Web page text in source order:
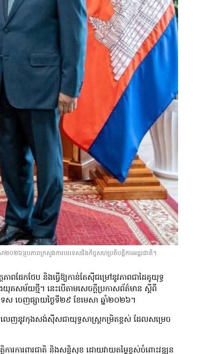
០២៦)រូបភាពក្រសួងការបរទេសនិងកិច្ចសហប្រតិបត្តិការអន្តរជាតិ។
តភាពដែកថែប និងធ្វើឱ្យកាន់តែស៊ីជម្រៅនូវភាពជាដៃគូយុទ្ធ
គសម័យថ្មី។ នេះបើតាមសេចក្ដីប្រកាសព័ត៌មាន ស្ដីពី
ទេស ចេញផ្សាយថ្ងៃទី២៩ ខែមេសា ឆ្នាំ២០២៦។
ញលេញនូវកុងសង់ស៊ីសជាយុទ្ធសាស្ត្រកម្រិតខ្ពស់ ដែលសម្រេច
តិការការពារជាតិ និងសន្តិសុខ ដោយវាយតម្លៃខ្ពស់ចំពោះវឌ្ឍន